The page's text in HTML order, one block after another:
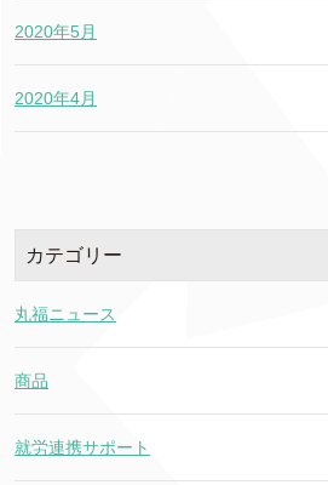
2020年5月
2020年4月
カテゴリー
丸福ニュース
商品
就労連携サポート